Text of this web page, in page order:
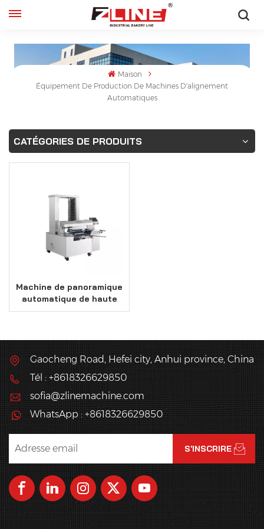
español
Maison
Équipement De Production De Machines D'alignement
Automatiques
CATÉGORIES DE PRODUITS
Machine de panoramique
automatique de haute
qualité
Gaocheng Road, Hefei city, Anhui province, China
Tél : +8618326629850
sofia@zlinemachine.com
WhatsApp : +8618326629850